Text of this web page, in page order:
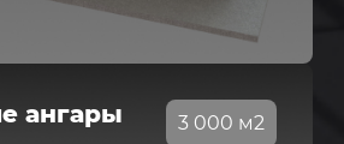
ангары 3 000 м2